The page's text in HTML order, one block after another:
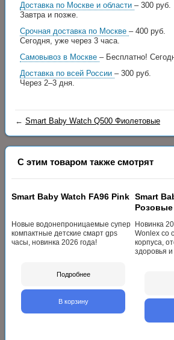
Доставка по Москве и области – 300 руб.
Завтра и позже.
Срочная доставка по Москве – 400 руб.
Сегодня, уже через 3 часа.
Самовывоз в Москве – Бесплатно!
Доставка по всей России – 300 руб.
Через 2–3 дня.
← Smart Baby Watch Q500 Фиолетовые
С этим товаром также смотрят
Smart Baby Watch FA96 Pink
Новые водонепроницаемые супер
компактные детские смарт gps
часы, новинка 2026 года!
Подробнее
В корзину
Smart
Розовые
Новинка
Wonlex со
корпуса,
здоровья